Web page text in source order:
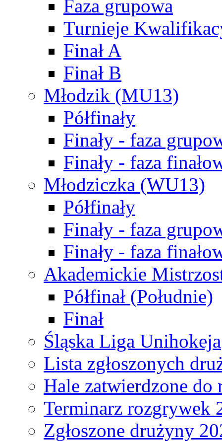
Faza grupowa
Turnieje
Finał A
Finał B
Młodzik (MU13)
Półfinały
Finały - faza
Finały - faza
Młodziczka (WU13)
Półfinały
Finały - faza
Finały - faza
Akademickie
Półfinał (Południe)
Finał
Śląska Liga Unihokeja
Lista zgłoszonych
Hale zatwierdzone do
Terminarz rozgrywek
Zgłoszone drużyny